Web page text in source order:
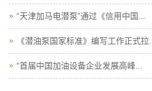
“天津加马电潜泵”通过《信用中国...
《潜油泵国家标准》编写工作正式拉...
“首届中国加油设备企业发展高峰...